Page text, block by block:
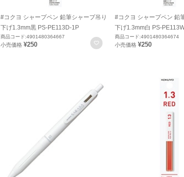
#コクヨ シャープペン 鉛筆シャープ吊り
下げ1.3mm黒 PS-PE113D-1P
商品コード:4901480364667
小売価格 ¥250 お気に入りに登録
#コクヨ シャープペン 鉛
下げ1.3mm白 PS-
商品コード:4901480364674
小売価格 ¥250